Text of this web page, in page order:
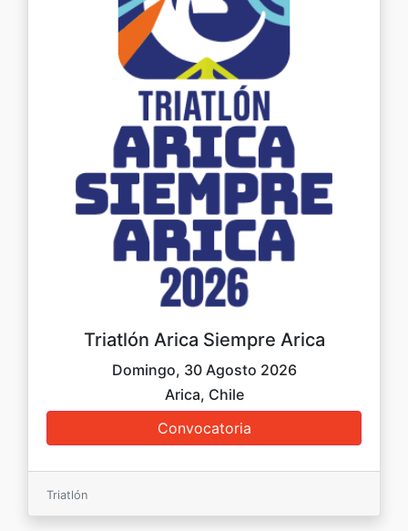
Triatlón Arica Siempre Arica
Domingo, 30 Agosto 2026
Arica, Chile
Triatlón